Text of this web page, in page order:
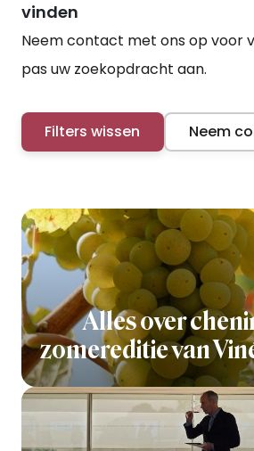
vinden
Neem contact met ons op voor
pas uw zoekopdracht aan.
Filters wissen Neem
Alles over
zomereditie van